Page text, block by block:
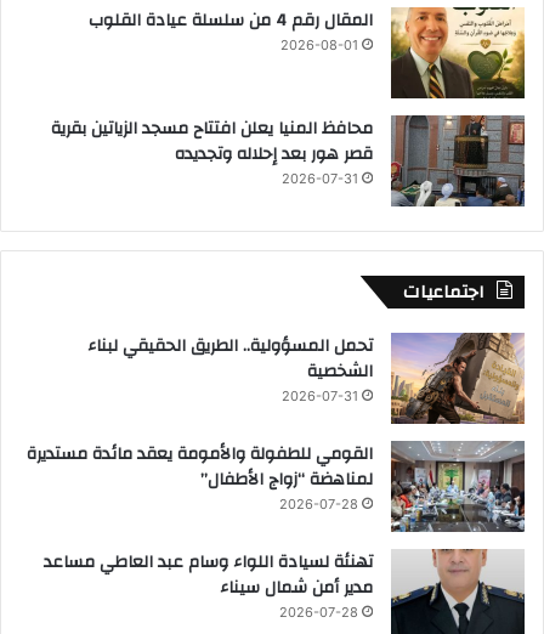
المقال رقم 4 من سلسلة عيادة القلوب
2026-08-01
محافظ المنيا يعلن افتتاح مسجد الزياتين بقرية
قصر هور بعد إحلاله وتجديده
2026-07-31
اجتماعيات
تحمل المسؤولية.. الطريق الحقيقي لبناء
الشخصية
2026-07-31
القومي للطفولة والأمومة يعقد مائدة مستديرة
لمناهضة “زواج الأطفال”
2026-07-28
تهنئة لسيادة اللواء وسام عبد العاطي مساعد
مدير أمن شمال سيناء
2026-07-28